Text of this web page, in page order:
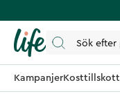
KampanjerKosttillskott